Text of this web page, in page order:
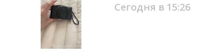
Сегодня в 15:26